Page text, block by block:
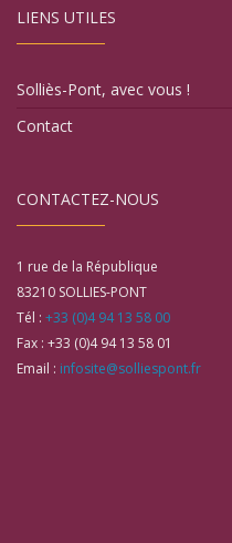
LIENS UTILES
Solliès-Pont, avec vous !
Contact
CONTACTEZ-NOUS
1 rue de la République
83210 SOLLIES-PONT
Tél : +33 (0)4 94 13 58 00
Fax : +33 (0)4 94 13 58 01
Email : infosite@solliespont.fr